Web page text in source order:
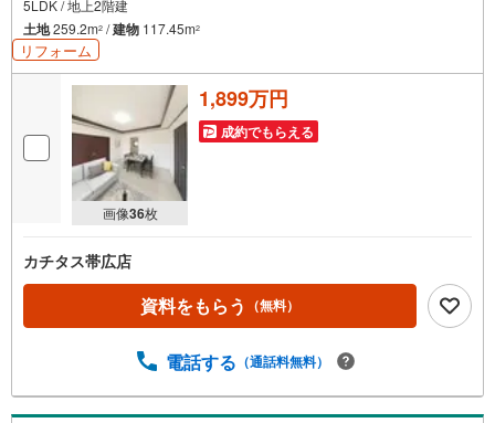
5LDK / 地上2階建
土地259.2m2 /建物 117.45m2
リフォーム
画像36枚
1,899万円
成約でもらえる
カチタス帯広店
資料をもらう （無料）
電話する （通話料無料）